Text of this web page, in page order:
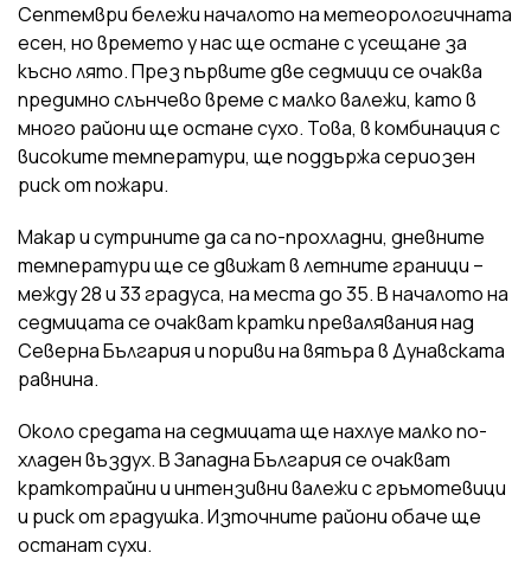
Септември бележи началото на метеорологичната
есен, но времето у нас ще остане с усещане за
късно лято. През първите две седмици се очаква
предимно слънчево време с малко валежи, като в
много райони ще остане сухо. Това, в комбинация с
високите температури, ще поддържа сериозен
риск от пожари.
Макар и сутрините да са по-прохладни, дневните
температури ще се движат в летните граници –
между 28 и 33 градуса, на места до 35. В началото на
седмицата се очакват кратки превалявания над
Северна България и пориви на вятъра в Дунавската
равнина.
Около средата на седмицата ще нахлуе малко по-
хладен въздух. В Западна България се очакват
краткотрайни и интензивни валежи с гръмотевици
и риск от градушка. Източните райони обаче ще
останат сухи.